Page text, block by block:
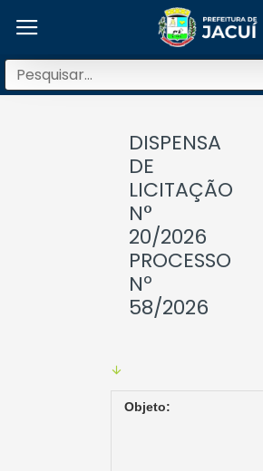
DISPENSA
DE
LICITAÇÃO
N°
20/2026
PROCESSO
Nº
58/2026
Objeto: